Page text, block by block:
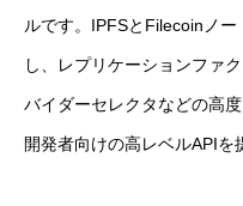
ルです。IPFSとFilecoinノ
し、レプリケーションファ
バイダーセレクタなどの高
開発者向けの高レベルAPIを